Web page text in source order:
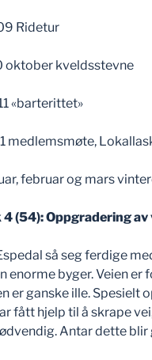
Ridetur
oktober kveldsstevne
«barterittet»
medlemsmøte,
februar og mars
4 (54): Oppgradering
så seg ferdige
enorme byger. Veien er
er ganske ille. Spesielt
fått hjelp til å skrape
Antar dette